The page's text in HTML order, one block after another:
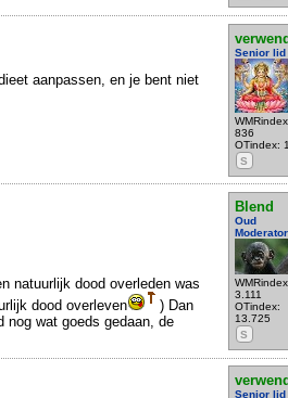
Senior lid
836
OTindex:
S
aanpassen, en je bent niet
Blend
Oud
Moderator
3.111
OTindex:
13.725
S
natuurlijk dood overleden was
dood overleven
) Dan
nog wat goeds gedaan, de
Senior lid